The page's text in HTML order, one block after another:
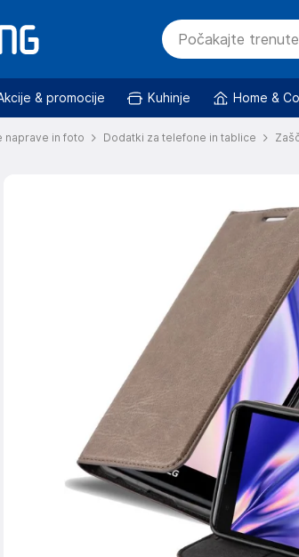
& promocije Kuhinje Home &
naprave in foto Dodatki za telefone in tablice